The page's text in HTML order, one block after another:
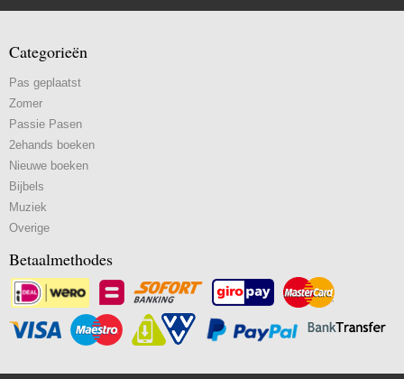
Categorieën
Pas geplaatst
Zomer
Passie Pasen
2ehands boeken
Nieuwe boeken
Bijbels
Muziek
Overige
Betaalmethodes